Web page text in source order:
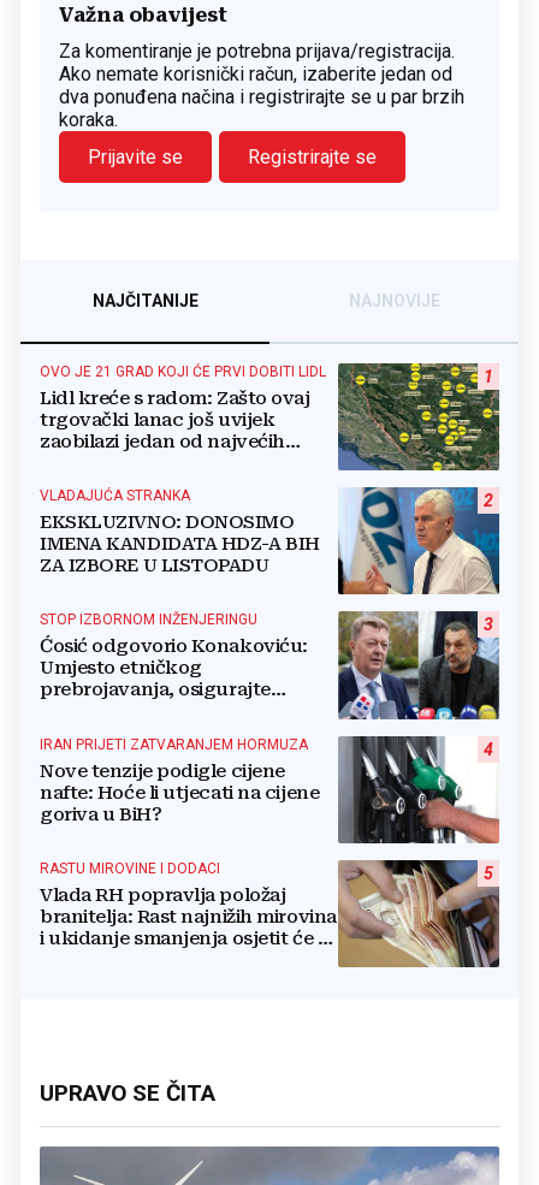
Važna obavijest
Za komentiranje je potrebna prijava/registracija.
Ako nemate korisnički račun, izaberite jedan od
dva ponuđena načina i registrirajte se u par brzih
koraka.
Prijavite se
Registrirajte se
NAJČITANIJE NAJNOVIJE
1
OVO JE 21 GRAD KOJI ĆE PRVI DOBITI LIDL
Lidl kreće s radom: Zašto ovaj
trgovački lanac još uvijek
zaobilazi jedan od najvećih
2
VLADAJUĆA STRANKA
EKSKLUZIVNO: DONOSIMO
IMENA KANDIDATA HDZ-A BIH
ZA IZBORE U LISTOPADU
3
STOP IZBORNOM INŽENJERINGU
Ćosić odgovorio Konakoviću:
Umjesto etničkog
prebrojavanja, osigurajte
4
IRAN PRIJETI ZATVARANJEM HORMUZA
Nove tenzije podigle cijene
nafte: Hoće li utjecati na cijene
goriva u BiH?
5
RASTU MIROVINE I DODACI
Vlada RH popravlja položaj
branitelja: Rast najnižih mirovina
i ukidanje smanjenja osjetit će se
UPRAVO SE ČITA